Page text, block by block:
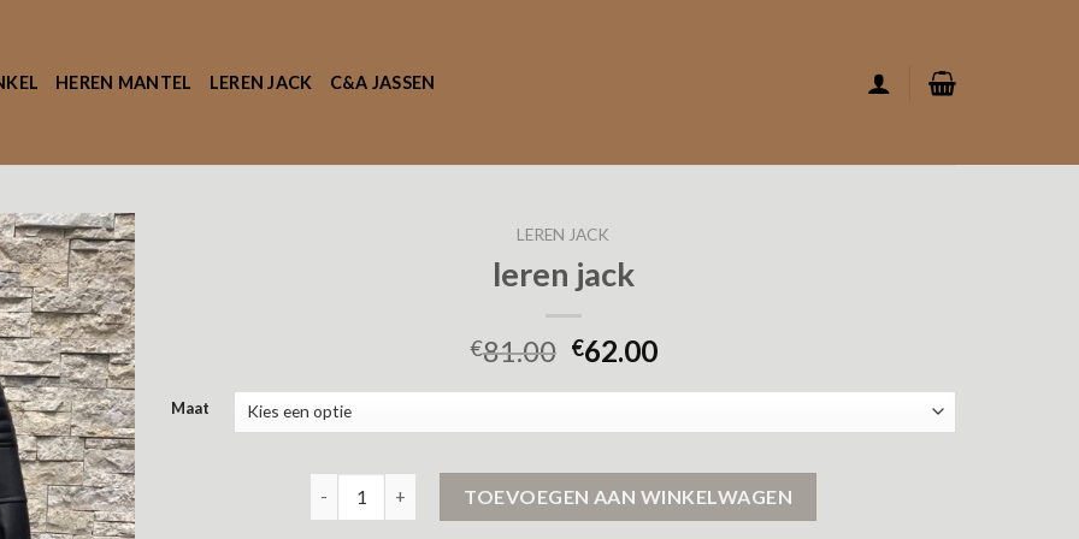
HEREN MANTEL LEREN JACK C&A JASSEN
LEREN JACK
leren jack
€81.00 €62.00
Maat
TOEVOEGEN AAN WINKELWAGEN